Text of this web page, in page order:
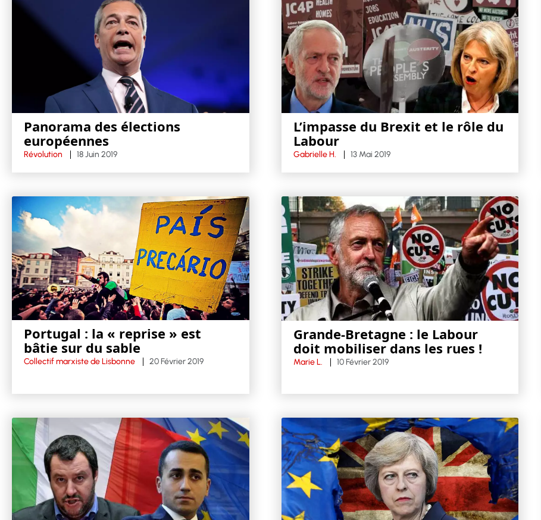
Panorama des élections
européennes
Révolution 18 Juin 2019
L’impasse du Brexit et le rôle du
Labour
Gabrielle H. 13 Mai 2019
Portugal : la « reprise » est
bâtie sur du sable
Collectif marxiste de Lisbonne 20 Février 2019
Grande-Bretagne : le Labour
doit mobiliser dans les rues !
Marie L. 10 Février 2019